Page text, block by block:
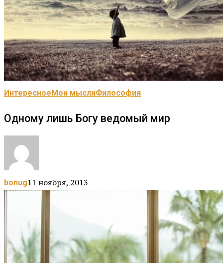
ИнтересноеМои мыслиФилософия
Одному лишь Богу ведомый мир
bonug11 ноября, 2013